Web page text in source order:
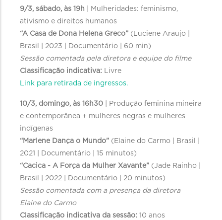
9/3, sábado, às 19h | Mulheridades: feminismo,
ativismo e direitos humanos
“A Casa de Dona Helena Greco” (Luciene Araujo |
Brasil | 2023 | Documentário | 60 min)
Sessão comentada pela diretora e equipe do filme
Classificação indicativa: Livre
Link para retirada de ingressos.
10/3, domingo, às 16h30 | Produção feminina mineira
e contemporânea + mulheres negras e mulheres
indígenas
“Marlene Dança o Mundo” (Elaine do Carmo | Brasil |
2021 | Documentário | 15 minutos)
“Cacica - A Força da Mulher Xavante” (Jade Rainho |
Brasil | 2022 | Documentário | 20 minutos)
Sessão comentada com a presença da diretora
Elaine do Carmo
Classificação indicativa da sessão: 10 anos